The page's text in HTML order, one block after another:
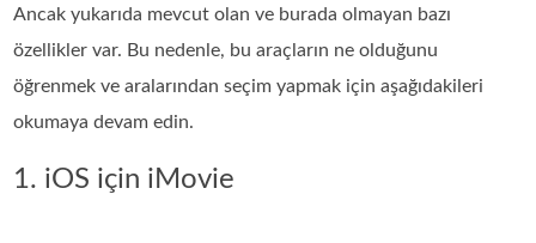
Ancak yukarıda mevcut olan ve burada olmayan bazı
özellikler var. Bu nedenle, bu araçların ne olduğunu
öğrenmek ve aralarından seçim yapmak için aşağıdakileri
okumaya devam edin.
1. iOS için iMovie